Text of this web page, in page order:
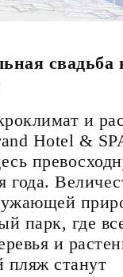
свадьба
и
Hotel &
года.
парк, где
и
пляж станут